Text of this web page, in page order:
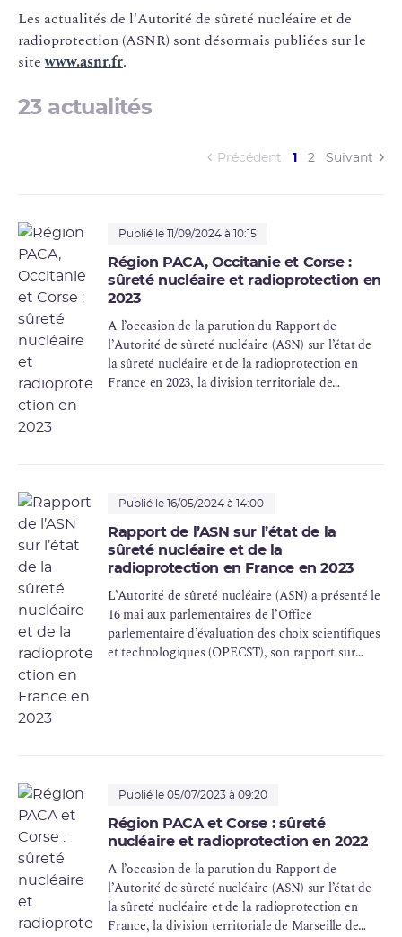
Les actualités de l'Autorité de sûreté nucléaire et de
radioprotection (ASNR) sont désormais publiées sur le
sitewww.asnr.fr.
23 actualités
Précédent 1 (current)
2 Suivant
Publié le 11/09/2024 à 10:15
Région PACA, Occitanie et Corse :
sûreté nucléaire et radioprotection en
2023
A l’occasion de la parution du Rapport de
l’Autorité de sûreté nucléaire (ASN) sur l’état de
la sûreté nucléaire et de la radioprotection en
France en 2023, la division territoriale de
Publié le 16/05/2024 à 14:00
Rapport de l’ASN sur l’état de la
sûreté nucléaire et de la
radioprotection en France en 2023
L’Autorité de sûreté nucléaire (ASN) a présenté le
16 mai aux parlementaires de l’Office
parlementaire d’évaluation des choix scientifiques
et technologiques (OPECST), son rapport sur
Publié le 05/07/2023 à 09:20
Région PACA et Corse : sûreté
nucléaire et radioprotection en 2022
A l’occasion de la parution du Rapport de
l’Autorité de sûreté nucléaire (ASN) sur l’état de
la sûreté nucléaire et de la radioprotection en
France, la division territoriale de Marseille de